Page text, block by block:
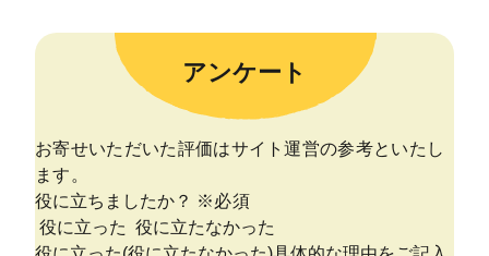
アンケート